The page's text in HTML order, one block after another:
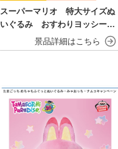
スーパーマリオ 特大サイズぬ
いぐるみ おすわりヨッシー
あか＆あお